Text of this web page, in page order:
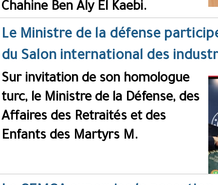
Chahine Ben Aly El Kaebi.
Le Ministre de la défense
du Salon international des
Sur invitation de son homologue
turc, le Ministre de la Défense, des
Affaires des Retraités et des
Enfants des Martyrs M.